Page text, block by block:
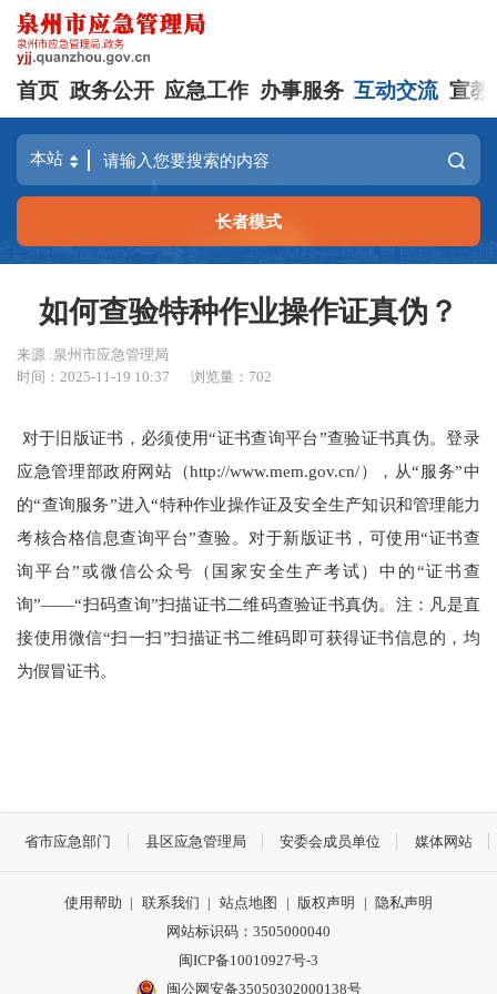
首页 政务公开 应急工作 办事服务 互动交流 宣教
长者模式
如何查验特种作业操作证真伪？
来源 :泉州市应急管理局
时间：2025-11-19 10:37
浏览量： 702
对于旧版证书，必须使用“证书查询平台”查验证书真伪。登录
应急管理部政府网站（http://www.mem.gov.cn/），从“服务”中
的“查询服务”进入“特种作业操作证及安全生产知识和管理能力
考核合格信息查询平台”查验。对于新版证书，可使用“证书查
询平台”或微信公众号（国家安全生产考试）中的“证书查
询”——“扫码查询”扫描证书二维码查验证书真伪。注：凡是直
接使用微信“扫一扫”扫描证书二维码即可获得证书信息的，均
为假冒证书。
省市应急部门 县区应急管理局 安委会成员单位 媒体网站
使用帮助 | 联系我们 | 站点地图 | 版权声明 | 隐私声明
网站标识码：3505000040
闽ICP备10010927号-3
闽公网安备35050302000138号